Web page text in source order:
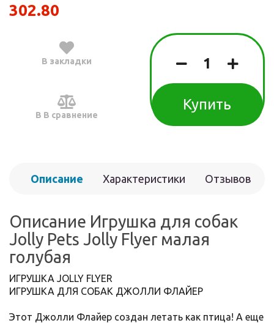
302.80
В закладки
В В сравнение
Купить
Описание Характеристики Отзывов
Описание Игрушка для собак
Jolly Pets Jolly Flyer малая
голубая
ИГРУШКА JOLLY FLYER
ИГРУШКА ДЛЯ СОБАК ДЖОЛЛИ ФЛАЙЕР
Этот Джолли Флайер создан летать как птица! А еще